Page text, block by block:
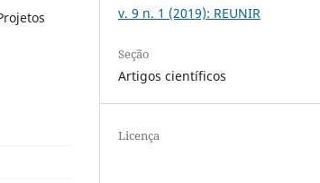
v. 9 n. 1 (2019): REUNIR
Seção
Artigos científicos
Licença